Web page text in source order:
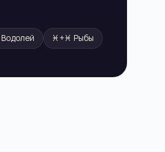
Водолей ♓ +♓ Рыбы